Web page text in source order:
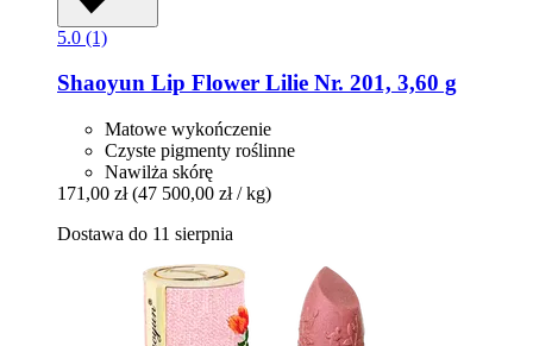
5.0 (1)
Shaoyun Lip Flower Lilie Nr. 201, 3,60 g
Matowe wykończenie
Czyste pigmenty roślinne
Nawilża skórę
171,00 zł (47 500,00 zł / kg)
Dostawa do 11 sierpnia